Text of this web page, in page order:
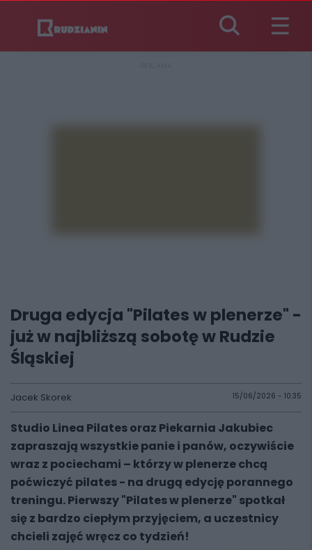
Druga edycja "Pilates w plenerze" -
już w najbliższą sobotę w Rudzie
Śląskiej
Jacek Skorek 15/06/2026 - 10:35
Studio Linea Pilates oraz Piekarnia Jakubiec
zapraszają wszystkie panie i panów, oczywiście
wraz z pociechami – którzy w plenerze chcą
poćwiczyć pilates - na drugą edycję porannego
treningu. Pierwszy "Pilates w plenerze" spotkał
się z bardzo ciepłym przyjęciem, a uczestnicy
chcieli zajęć wręcz co tydzień!